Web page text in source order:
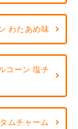
わたあめ味
コーン 塩チ
ムチャーム